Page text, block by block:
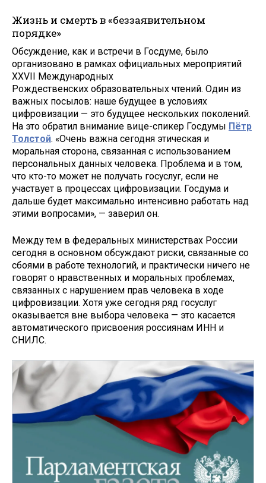
Жизнь и смерть в «беззаявительном
порядке»
Обсуждение, как и встречи в Госдуме, было
организовано в рамках официальных мероприятий
XXVII Международных
Рождественских образовательных чтений. Один из
важных посылов: наше будущее в условиях
цифровизации — это будущее нескольких поколений.
На это обратил внимание вице-спикер Госдумы Пётр
Толстой. «Очень важна сегодня этическая и
моральная сторона, связанная с использованием
персональных данных человека. Проблема и в том,
что кто-то может не получать госуслуг, если не
участвует в процессах цифровизации. Госдума и
дальше будет максимально интенсивно работать над
этими вопросами», — заверил он.
Между тем в федеральных министерствах России
сегодня в основном обсуждают риски, связанные со
сбоями в работе технологий, и практически ничего не
говорят о нравственных и моральных проблемах,
связанных с нарушением прав человека в ходе
цифровизации. Хотя уже сегодня ряд госуслуг
оказывается вне выбора человека — это касается
автоматического присвоения россиянам ИНН и
СНИЛС.